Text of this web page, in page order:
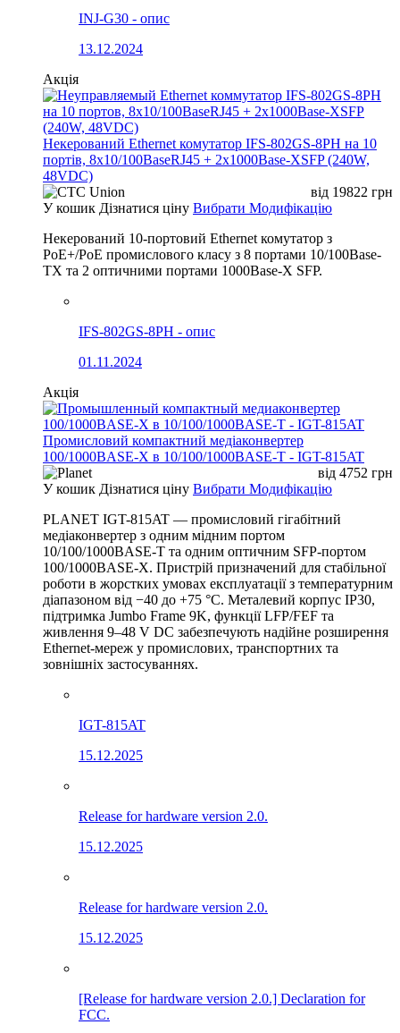
INJ-G30 - опис
13.12.2024
Акція
Некерований Ethernet комутатор IFS-802GS-8PH на 10
портів, 8x10/100BaseRJ45 + 2x1000Base-XSFP (240W,
48VDC)
від 19822 грн
У кошик Дізнатися ціну Вибрати Модифікацію
Некерований 10-портовий Ethernet комутатор з
PoE+/PoE промислового класу з 8 портами 10/100Base-
TX та 2 оптичними портами 1000Base-X SFP.
IFS-802GS-8PH - опис
01.11.2024
Акція
Промисловий компактний медіаконвертер
100/1000BASE-X в 10/100/1000BASE-T - IGT-815AT
від 4752 грн
У кошик Дізнатися ціну Вибрати Модифікацію
PLANET IGT-815AT — промисловий гігабітний
медіаконвертер з одним мідним портом
10/100/1000BASE-T та одним оптичним SFP-портом
100/1000BASE-X. Пристрій призначений для стабільної
роботи в жорстких умовах експлуатації з температурним
діапазоном від −40 до +75 °C. Металевий корпус IP30,
підтримка Jumbo Frame 9K, функції LFP/FEF та
живлення 9–48 V DC забезпечують надійне розширення
Ethernet-мереж у промислових, транспортних та
зовнішніх застосуваннях.
IGT-815AT
15.12.2025
Release for hardware version 2.0.
15.12.2025
Release for hardware version 2.0.
15.12.2025
[Release for hardware version 2.0.] Declaration for
FCC.